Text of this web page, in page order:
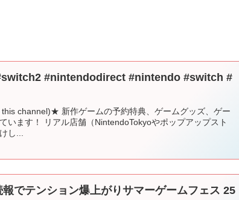
#nintendodirect #nintendo #switch #
channel)★ 新作ゲームの予約特典、ゲームグッズ、ゲー
います！ リアル店舗（NintendoTokyoやポップアップスト
し...
でテンション爆上がりサマーゲームフェス 25